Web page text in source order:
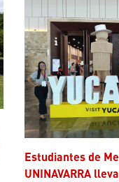
Estudiantes de Medicina de
UNINAVARRA